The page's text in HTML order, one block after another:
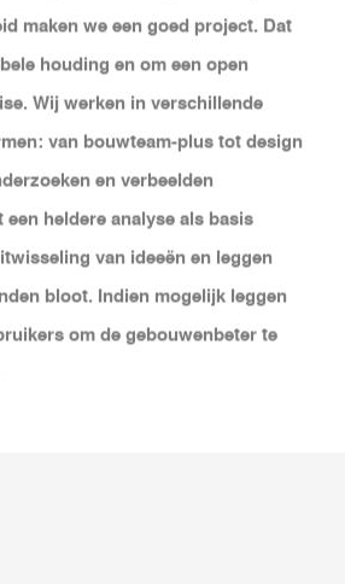
maken we een goed project. Dat
houding en om een open
Wij werken in verschillende
van bouwteam-plus tot design
en verbeelden
een heldere analyse als basis
van ideeën en leggen
bloot. Indien mogelijk leggen
om de gebouwenbeter te